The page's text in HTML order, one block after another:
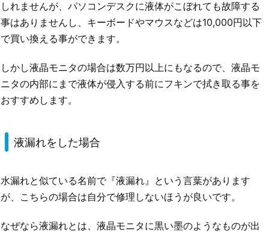
しれませんが、パソコンデスクに液体がこぼれても故障する
事はありませんし、キーボードやマウスなどは10,000円以下
で買い換える事ができます。
しかし液晶モニタの場合は数万円以上にもなるので、液晶モ
ニタの内部にまで液体が侵入する前にフキンで拭き取る事を
おすすめします。
液漏れをした場合
水漏れと似ている名前で『液漏れ』という言葉があります
が、こちらの場合は自分で修理しないほうが良いです。
なぜなら液漏れとは、液晶モニタに黒い墨のようなものが出